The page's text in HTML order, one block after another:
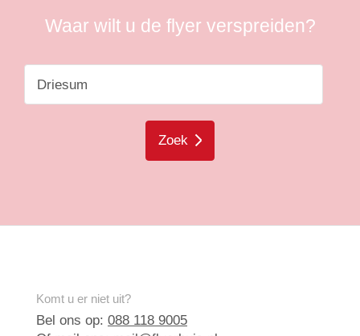
Waar wilt u de flyer verspreiden?
Zoek
Komt u er niet uit?
Bel ons op: 088 118 9005